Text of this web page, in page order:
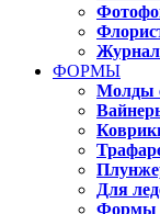
ФОРМЫ
Молды
Для
Формы